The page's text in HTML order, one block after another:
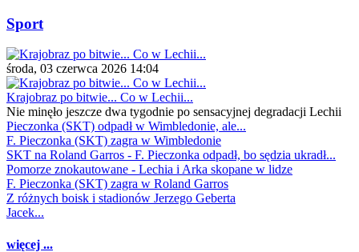
Sport
środa, 03 czerwca 2026 14:04
Krajobraz po bitwie... Co w Lechii...
Nie minęło jeszcze dwa tygodnie po sensacyjnej degradacji Lechii
Pieczonka (SKT) odpadł w Wimbledonie, ale...
F. Pieczonka (SKT) zagra w Wimbledonie
SKT na Roland Garros - F. Pieczonka odpadł, bo sędzia ukradł...
Pomorze znokautowane - Lechia i Arka skopane w lidze
F. Pieczonka (SKT) zagra w Roland Garros
Z różnych boisk i stadionów Jerzego Geberta
Jacek...
więcej ...